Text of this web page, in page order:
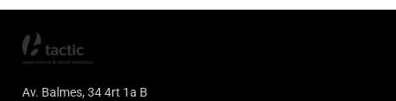
Av. Balmes, 34 4rt 1a B